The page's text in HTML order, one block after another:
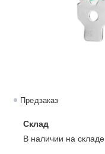
Предзаказ
Склад
В наличии на складе